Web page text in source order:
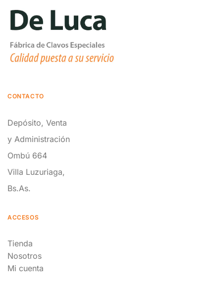
CONTACTO
Depósito, Venta
y Administración
Ombú 664
Villa Luzuriaga,
Bs.As.
ACCESOS
Tienda
Nosotros
Mi cuenta